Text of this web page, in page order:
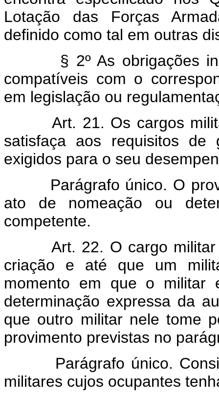
Lotação das Forças
definido como tal em outras
§ 2º As obrigações
compatíveis com o
em legislação ou
Art. 21. Os cargos
satisfaça aos requisitos de
exigidos para o seu
Parágrafo único. O
ato de nomeação ou
competente.
Art. 22. O cargo
criação e até que um
momento em que o militar
determinação expressa da
que outro militar nele tome
provimento previstas no
Parágrafo único.
militares cujos ocupantes